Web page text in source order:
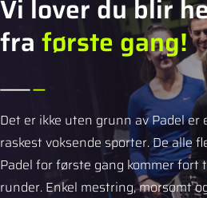
Vi lover du blir
fra første gang!
Det er ikke uten grunn av Padel er
raskest voksende sporter. De alle
Padel for første gang kommer fort
runder. Enkel mestring, morsomt